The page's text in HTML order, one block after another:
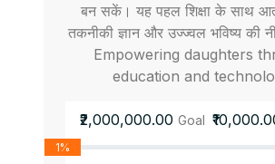
बन सकें। यह पहल शिक्षा के साथ
तकनीकी ज्ञान और उज्ज्वल भविष्य की
Empowering daughters
education and
₹2,000,000.00 Goal
1%